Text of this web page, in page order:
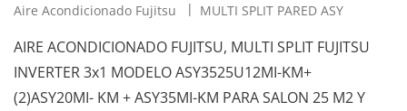
Aire Acondicionado Fujitsu MULTI SPLIT PARED ASY
AIRE ACONDICIONADO FUJITSU, MULTI SPLIT FUJITSU
INVERTER 3x1 MODELO ASY3525U12MI-KM+
(2)ASY20MI- KM + ASY35MI-KM PARA SALON 25 M2 Y